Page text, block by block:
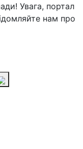
Увага, портал
нам про